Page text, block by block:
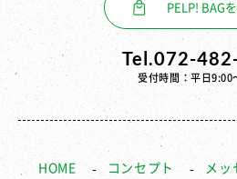
PELP! BAG
Tel.072-
受付時間：平日9:00
HOME コンセプト メッ